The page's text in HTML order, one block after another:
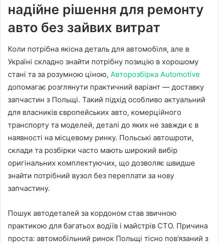
надійне рішення для ремонту
авто без зайвих витрат
Коли потрібна якісна деталь для автомобіля, але в
Україні складно знайти потрібну позицію в хорошому
стані та за розумною ціною, Авторозбірка Automotive
допомагає розглянути практичний варіант — доставку
запчастин з Польщі. Такий підхід особливо актуальний
для власників європейських авто, комерційного
транспорту та моделей, деталі до яких не завжди є в
наявності на місцевому ринку. Польські автошроти,
склади та розбірки часто мають широкий вибір
оригінальних комплектуючих, що дозволяє швидше
знайти потрібний вузол без переплати за нову
запчастину.
Пошук автодеталей за кордоном став звичною
практикою для багатьох водіїв і майстрів СТО. Причина
проста: автомобільний ринок Польщі тісно пов’язаний з